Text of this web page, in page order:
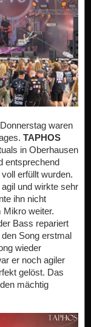
waren
TAPHOS
in Oberhausen
entsprechend
erfüllt wurden.
und wirkte sehr
ihn nicht
Mikro weiter.
Bass repariert
Song erstmal
wieder
er noch agiler
gelöst. Das
mächtig